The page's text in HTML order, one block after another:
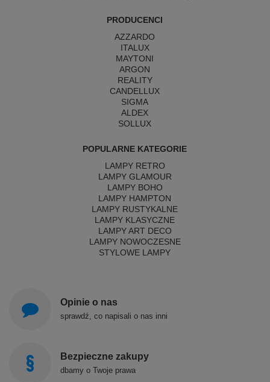
PRODUCENCI
AZZARDO
ITALUX
MAYTONI
ARGON
REALITY
CANDELLUX
SIGMA
ALDEX
SOLLUX
POPULARNE KATEGORIE
LAMPY RETRO
LAMPY GLAMOUR
LAMPY BOHO
LAMPY HAMPTON
LAMPY RUSTYKALNE
LAMPY KLASYCZNE
LAMPY ART DECO
LAMPY NOWOCZESNE
STYLOWE LAMPY
Opinie o nas
sprawdź, co napisali o nas inni
Bezpieczne zakupy
dbamy o Twoje prawa